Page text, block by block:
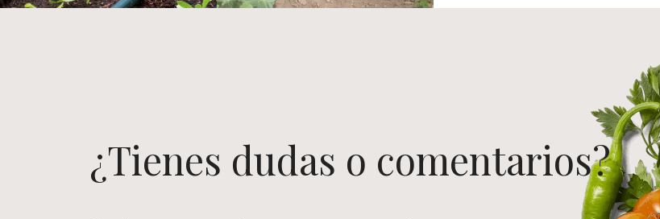
¿Tienes dudas o comentarios?